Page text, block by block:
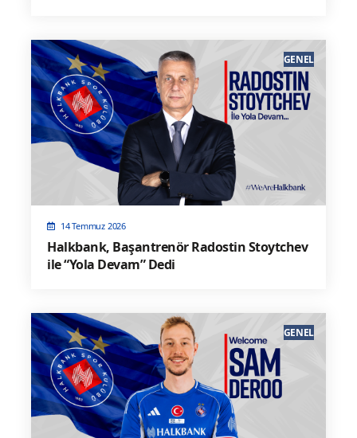
14 Temmuz 2026
Halkbank, Başantrenör Radostin Stoytchev
ile “Yola Devam” Dedi
GENEL
GENEL